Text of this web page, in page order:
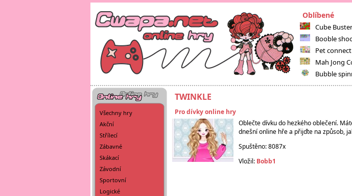
Oblíbené
Cube Buster
Booble
Pet connect
Mah Jong
Bubble
Všechny hry
Akční
Střílecí
Zábavné
Skákací
Závodní
Sportovní
Logické
TWINKLE
Pro dívky online hry
Oblečte dívku do hezkého oblečení.
dnešní online hře a přijďte na způsob,
Spuštěno: 8087x
Vložil: Bobb1